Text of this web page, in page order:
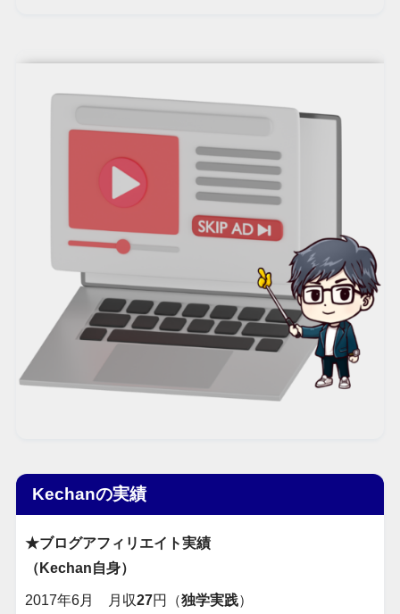
Kechanの実績
★ブログアフィリエイト実績
（Kechan自身）
2017年6月 月収27円（独学実践）